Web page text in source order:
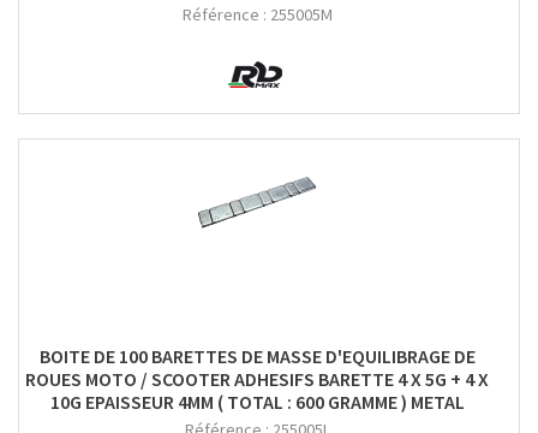
Référence : 255005M
BOITE DE 100 BARETTES DE MASSE D'EQUILIBRAGE DE
ROUES MOTO / SCOOTER ADHESIFS BARETTE 4 X 5G + 4 X
10G EPAISSEUR 4MM ( TOTAL : 600 GRAMME ) METAL